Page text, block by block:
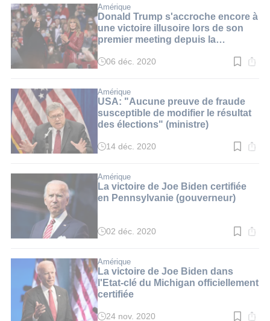
:
2
min.
Amérique
Donald Trump s'accroche encore à
une victoire illusoire lors de son
premier meeting depuis la
Temps
:
2
min.
06 déc. 2020
Amérique
USA: "Aucune preuve de fraude
susceptible de modifier le résultat
des élections" (ministre)
Temps
:
2
min.
14 déc. 2020
Amérique
La victoire de Joe Biden certifiée
en Pennsylvanie (gouverneur)
Temps
:
3
min.
02 déc. 2020
Amérique
La victoire de Joe Biden dans
l'Etat-clé du Michigan officiellement
certifiée
24 nov. 2020